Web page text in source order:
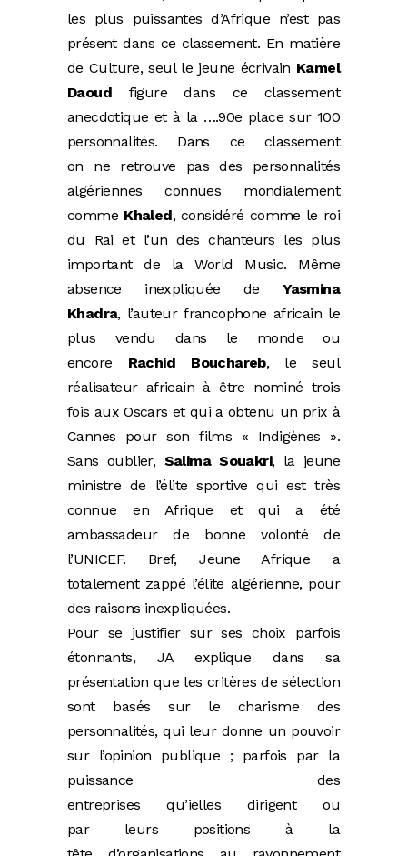
les plus puissantes d’Afrique n’est pas
présent dans ce classement. En matière
de Culture, seul le jeune écrivain Kamel
Daoud figure dans ce classement
anecdotique et à la ….90e place sur 100
personnalités. Dans ce classement
on ne retrouve pas des personnalités
algériennes connues mondialement
comme Khaled, considéré comme le roi
du Rai et l’un des chanteurs les plus
important de la World Music. Même
absence inexpliquée deYasmina
Khadra, l’auteur francophone africain le
plus vendu dans le monde ou
encore Rachid Bouchareb, le seul
réalisateur africain à être nominé trois
fois aux Oscars et qui a obtenu un prix à
Cannes pour son films « Indigènes ».
Sans oublier, Salima Souakri, la jeune
ministre de l’élite sportive qui est très
connue en Afrique et qui a été
ambassadeur de bonne volonté de
l’UNICEF. Bref, Jeune Afrique a
totalement zappé l’élite algérienne, pour
des raisons inexpliquées.
Pour se justifier sur ses choix parfois
étonnants, JA explique dans sa
présentation que les critères de sélection
sont basés sur le charisme des
personnalités, qui leur donne un pouvoir
sur l’opinion publique ; parfois par la
puissance des
entreprises qu’ielles dirigent ou
par leurs positions à la